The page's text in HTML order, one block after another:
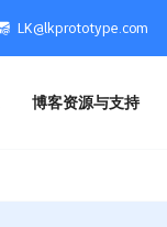
LK@lkprototype.com
博客资源与支持